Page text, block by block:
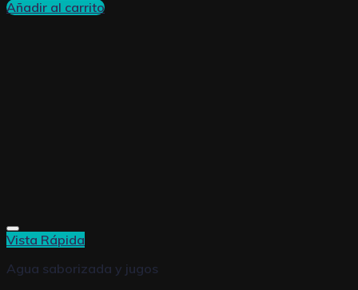
Añadir al carrito
Vista Rápida
Agua saborizada y jugos